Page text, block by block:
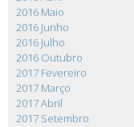
2016 Maio
2016 Junho
2016 Julho
2016 Outubro
2017 Fevereiro
2017 Março
2017 Abril
2017 Setembro